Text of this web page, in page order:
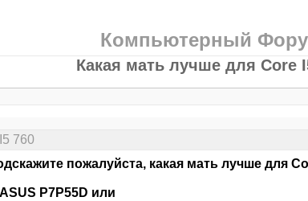
Компьютерный
Какая мать лучше для Core
760
пожалуйста, какая мать лучше для
P7P55D или